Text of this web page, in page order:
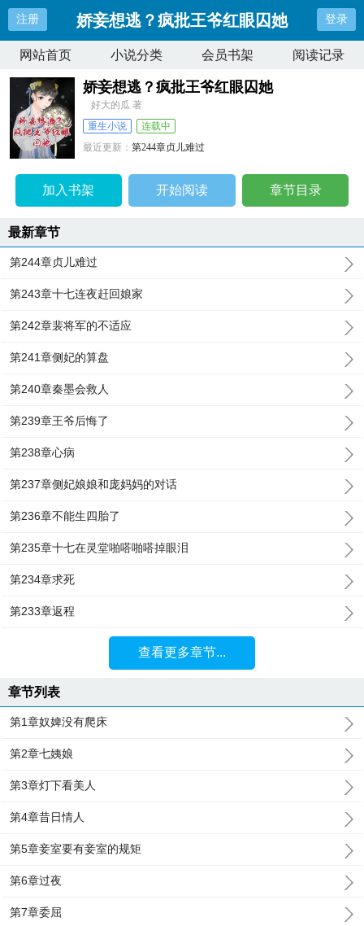
注册 娇妾想逃？疯批王爷红眼囚她 登录
网站首页 小说分类 会员书架 阅读记录
娇妾想逃？疯批王爷红眼囚她
好大的瓜 著
重生小说
连载中
最近更新：第244章贞儿难过
加入书架 开始阅读 章节目录
最新章节
第244章贞儿难过
第243章十七连夜赶回娘家
第242章裴将军的不适应
第241章侧妃的算盘
第240章秦墨会救人
第239章王爷后悔了
第238章心病
第237章侧妃娘娘和庞妈妈的对话
第236章不能生四胎了
第235章十七在灵堂啪嗒啪嗒掉眼泪
第234章求死
第233章返程
查看更多章节...
章节列表
第1章奴婢没有爬床
第2章七姨娘
第3章灯下看美人
第4章昔日情人
第5章妾室要有妾室的规矩
第6章过夜
第7章委屈